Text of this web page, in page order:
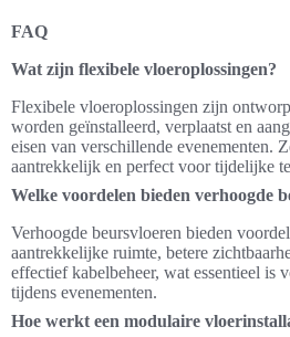
FAQ
Wat zijn flexibele vloeroplossingen?
Flexibele vloeroplossingen zijn
worden geïnstalleerd, verplaatst en
eisen van verschillende evenementen.
aantrekkelijk en perfect voor tijdelijke
Welke voordelen bieden verhoogde
Verhoogde beursvloeren bieden
aantrekkelijke ruimte, betere
effectief kabelbeheer, wat essentieel is
tijdens evenementen.
Hoe werkt een modulaire